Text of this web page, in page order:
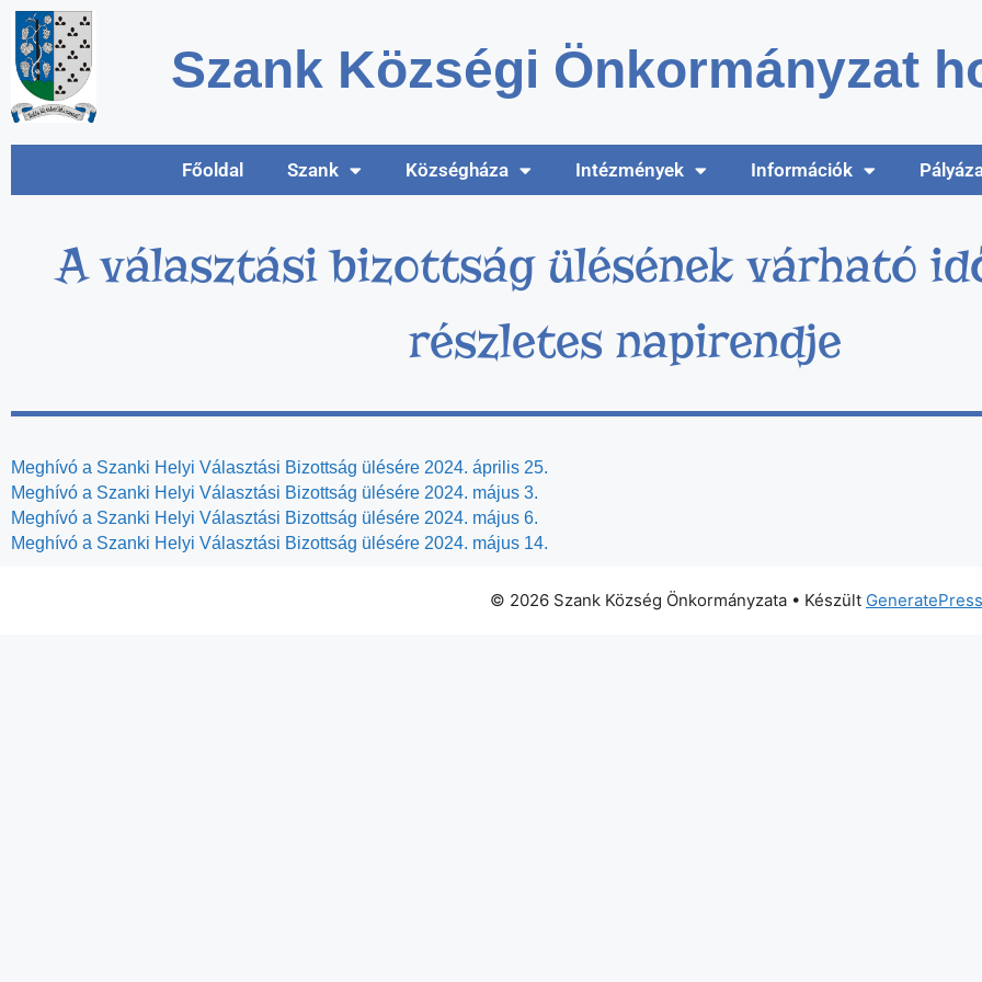
Szank Községi Önkormányzat
Főoldal Szank Községháza Intézmények Információk
A választási bizottság ülésének várható
részletes napirendje
Meghívó a Szanki Helyi Választási Bizottság ülésére 2024. április 25.
Meghívó a Szanki Helyi Választási Bizottság ülésére 2024. május 3.
Meghívó a Szanki Helyi Választási Bizottság ülésére 2024. május 6.
Meghívó a Szanki Helyi Választási Bizottság ülésére 2024. május 14.
© 2026 Szank Község Önkormányzata • Készült GeneratePress